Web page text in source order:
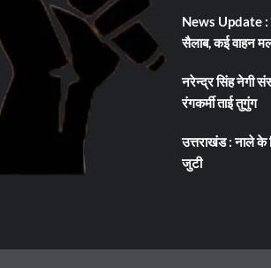
News Update :
सैलाब, कई वाहन
नरेन्द्र सिंह नेगी
रंगकर्मी ताई तुगुंग
उत्तराखंड : नाले के
जुटी